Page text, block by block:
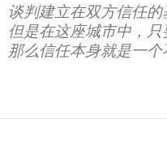
谈判建立在双方信任的
但是在这座城市中，只
那么信任本身就是一个